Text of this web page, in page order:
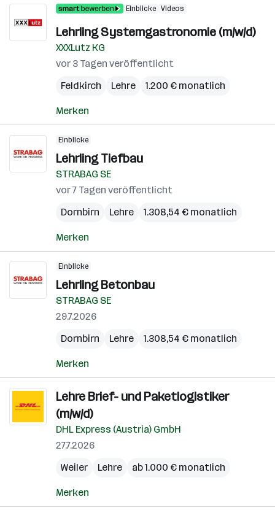
Einblicke Videos
Lehrling Systemgastronomie (m/w/d)
XXXLutz KG
vor 3 Tagen veröffentlicht
Feldkirch
Lehre 1.200 € monatlich
Merken
Einblicke
Lehrling Tiefbau
STRABAG SE
vor 7 Tagen veröffentlicht
Dornbirn
Lehre 1.308,54 € monatlich
Merken
Einblicke
Lehrling Betonbau
STRABAG SE
29.7.2026
Dornbirn
Lehre 1.308,54 € monatlich
Merken
Lehre Brief- und Paketlogistiker
(m/w/d)
DHL Express (Austria) GmbH
27.7.2026
Weiler
Lehre ab 1.000 € monatlich
Merken